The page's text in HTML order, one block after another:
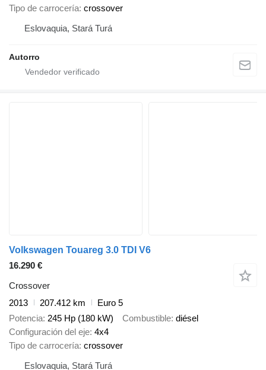
Tipo de carrocería crossover
Eslovaquia, Stará Turá
Autorro
Volkswagen Touareg 3.0 TDI V6
16.290 €
Crossover
2013
207.412 km
Euro 5
Potencia 245 Hp (180 kW) Combustible diésel
Configuración del eje 4x4
Tipo de carrocería crossover
Eslovaquia, Stará Turá